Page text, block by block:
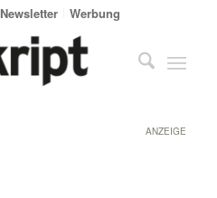
Newsletter Werbung
ANZEIGE